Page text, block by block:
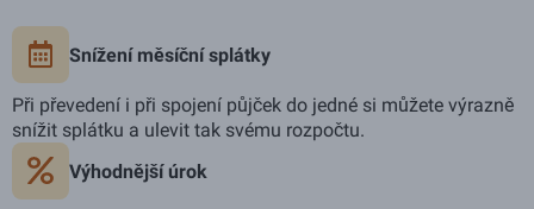
Snížení měsíční splátky
Při převedení i při spojení půjček do jedné si můžete výrazně
snížit splátku a ulevit tak svému rozpočtu.
Výhodnější úrok